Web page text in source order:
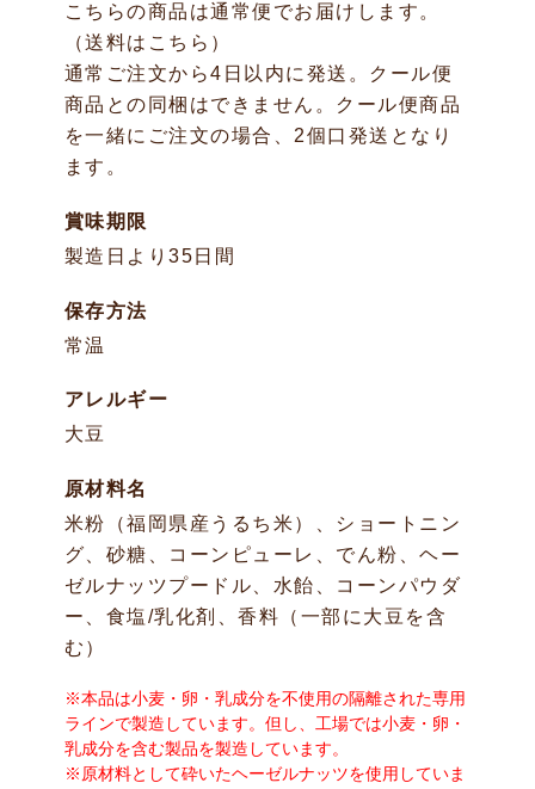
こちらの商品は通常便でお届けします。
（送料はこちら ）
通常ご注文から4日以内に発送。クール便
商品との同梱はできません。クール便商品
を一緒にご注文の場合、2個口発送となり
ます。
賞味期限
製造日より35日間
保存方法
常温
アレルギー
大豆
原材料名
米粉（福岡県産うるち米）、ショートニン
グ、砂糖、コーンピューレ、でん粉、ヘー
ゼルナッツプードル、水飴、コーンパウダ
ー、食塩/乳化剤、香料（一部に大豆を含
む）
※本品は小麦・卵・乳成分を不使用の隔離された専用
ラインで製造しています。但し、工場では小麦・卵・
乳成分を含む製品を製造しています。
※原材料として砕いたヘーゼルナッツを使用していま